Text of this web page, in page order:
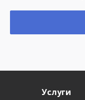
Услуги